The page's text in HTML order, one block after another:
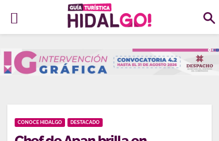
contenido
CONOCE HIDALGO DESTACADO